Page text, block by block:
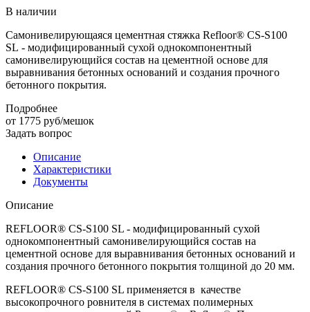
В наличии
Самонивелирующаяся цементная стяжка Refloor® CS-S100
SL - модифицированный сухой однокомпонентный
самонивелирующийся состав на цементной основе для
выравнивания бетонных оснований и создания прочного
бетонного покрытия.
Подробнее
от 1775 руб/мешок
Задать вопрос
Описание
Характеристики
Документы
Описание
REFLOOR® CS-S100 SL - модифицированный сухой
однокомпонентный самонивелирующийся состав на
цементной основе для выравнивания бетонных оснований и
создания прочного бетонного покрытия толщиной до 20 мм.
REFLOOR® CS-S100 SL применяется в качестве
высокопрочного ровнителя в системах полимерных